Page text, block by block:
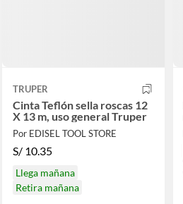
TRUPER
Cinta Teflón sella roscas 12
X 13 m, uso general Truper
Por EDISEL TOOL STORE
S/ 10.35
Llega mañana
Retira mañana